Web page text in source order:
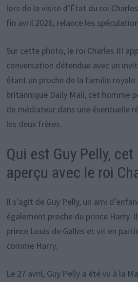
lors de la visite d’État du roi
fin avril 2026, relance les
Sur cette photo, le roi Charles III
conversation détendue avec un
étant un proche de la famille
britannique Daily Mail, cet homme
de médiateur dans une éventuelle
les deux frères.
Qui est Guy Pelly,
aperçu avec le roi
Il s’agit de Guy Pelly, un ami
également proche du prince Harry.
prince Louis de Galles et vit en
comme Harry.
Le 27 avril, Guy Pelly a été vu à la